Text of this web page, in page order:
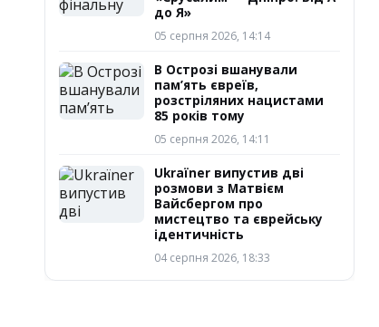
до Я»
05 серпня 2026, 14:14
В Острозі вшанували
пам’ять євреїв,
розстріляних нацистами
85 років тому
05 серпня 2026, 14:11
Ukraїner випустив дві
розмови з Матвієм
Вайсбергом про
мистецтво та єврейську
ідентичність
04 серпня 2026, 18:33